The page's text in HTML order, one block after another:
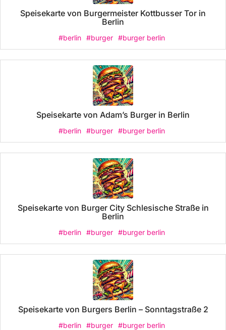
Speisekarte von Burgermeister Kottbusser Tor in
Berlin
#berlin #burger #burger berlin
Speisekarte von Adam’s Burger in Berlin
#berlin #burger #burger berlin
Speisekarte von Burger City Schlesische Straße in
Berlin
#berlin #burger #burger berlin
Speisekarte von Burgers Berlin – Sonntagstraße 2
#berlin #burger #burger berlin